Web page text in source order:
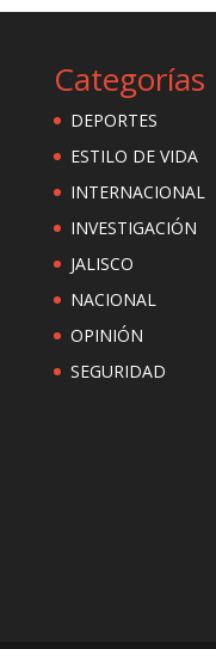
Categorías
DEPORTES
ESTILO DE VIDA
INTERNACIONAL
INVESTIGACIÓN
JALISCO
NACIONAL
OPINIÓN
SEGURIDAD